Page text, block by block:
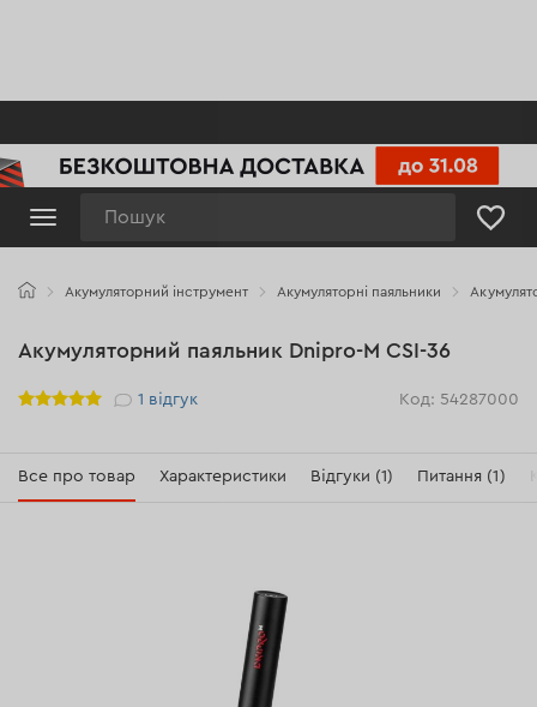
Акумуляторний інструмент Акумуляторні паяльники
Акумуляторний паяльник Dnipro-M СSI-36
Рейтинг 1 відгук Код: 54287000
Все про товар Характеристики Відгуки (1) Питання (1)